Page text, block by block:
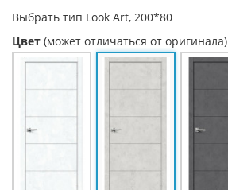
Выбрать тип Look Art, 200*80
Цвет (может отличаться от оригинала)